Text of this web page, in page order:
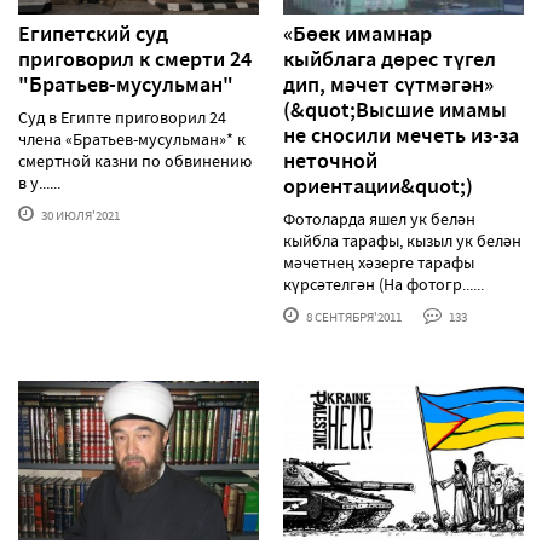
Египетский суд
приговорил к смерти 24
"Братьев-мусульман"
Суд в Египте приговорил 24
члена «Братьев-мусульман»* к
смертной казни по обвинению
в у......
30 ИЮЛЯ'2021
«Бөек имамнар
кыйблага дөрес түгел
дип, мәчет сүтмәгән»
(&quot;Высшие имамы
не сносили мечеть из-за
неточной
ориентации&quot;)
Фотоларда яшел ук белән
кыйбла тарафы, кызыл ук белән
мәчетнең хәзерге тарафы
күрсәтелгән (На фотогр......
8 СЕНТЯБРЯ'2011 133